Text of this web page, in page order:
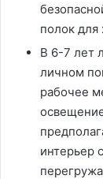
полок для
В 6-7 лет
личном
рабочее
интерьер